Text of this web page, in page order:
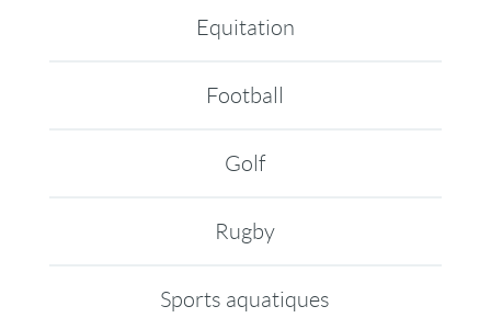
Equitation
Football
Golf
Rugby
Sports aquatiques